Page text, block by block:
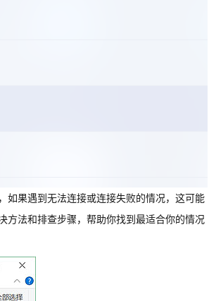
如果遇到无法连接或连接失败的情况，这可能
方法和排查步骤，帮助你找到最适合你的情况